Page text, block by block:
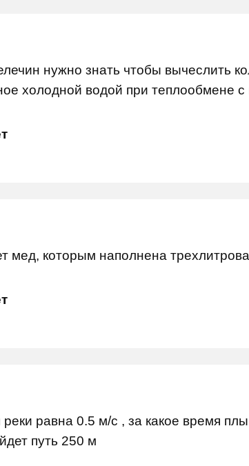
нужно знать чтобы вычеслить
холодной водой при теплообмене с
мед, которым наполнена
реки равна 0.5 м/с , за какое время
путь 250 м